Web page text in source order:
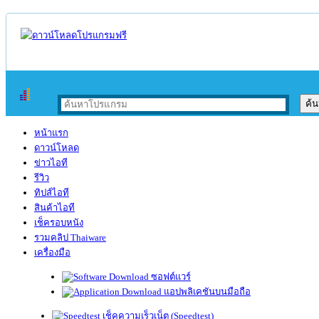
หน้าแรก
ดาวน์โหลด
ข่าวไอที
รีวิว
ทิปส์ไอที
สินค้าไอที
เช็ครอบหนัง
รวมคลิป Thaiware
เครื่องมือ
ซอฟต์แวร์
แอปพลิเคชันบนมือถือ
เช็คความเร็วเน็ต (Speedtest)